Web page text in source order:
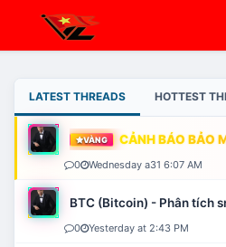
LATEST THREADS HOTTEST
VÀNG CẢNH BÁO BẢO
0 Wednesday a31 6:07 AM
BTC (Bitcoin) - Phân tích
0 Yesterday at 2:43 PM